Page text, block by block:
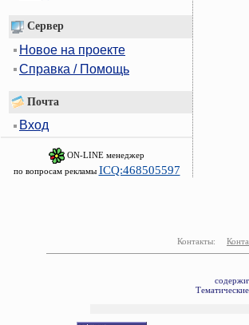
Сервер
Новое на проекте
Справка / Помощь
Почта
Вход
ON-LINE менеджер
по вопросам рекламы ICQ:468505597
Контакты: